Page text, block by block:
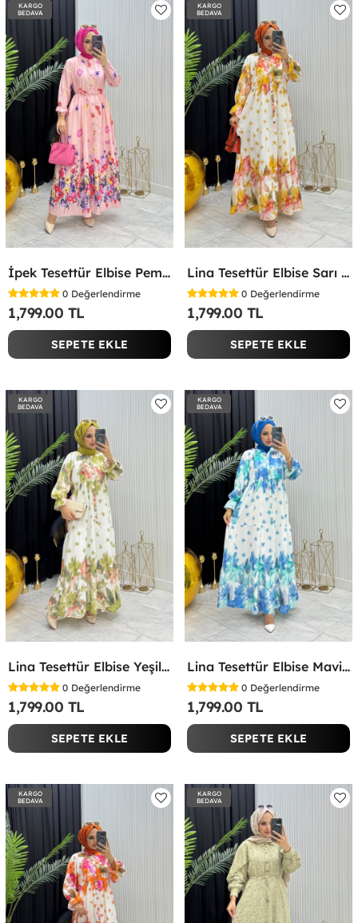
KARGO
BEDAVA
İpek Tesettür Elbise Pembe Pembe
0 Değerlendirme
1,799.00 TL
SEPETE EKLE
KARGO
BEDAVA
Lina Tesettür Elbise Sarı Sarı
0 Değerlendirme
1,799.00 TL
SEPETE EKLE
KARGO
BEDAVA
Lina Tesettür Elbise Yeşil Yeşil
0 Değerlendirme
1,799.00 TL
SEPETE EKLE
KARGO
BEDAVA
Lina Tesettür Elbise Mavi Mavi
0 Değerlendirme
1,799.00 TL
SEPETE EKLE
KARGO
BEDAVA
KARGO
BEDAVA